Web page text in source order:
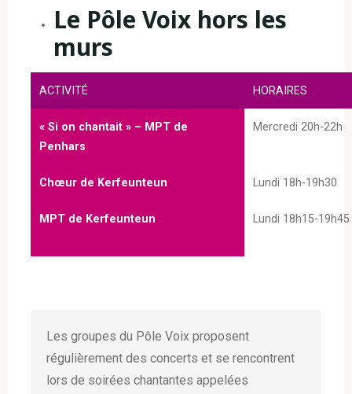
Le Pôle Voix hors les
murs
ACTIVITÉ HORAIRES
« Si on chantait » – MPT de
Penhars
Mercredi 20h-22h
Chœur de Kerfeunteun Lundi 18h-19h30
MPT de Kerfeunteun Lundi 18h15-19h45
Les groupes du Pôle Voix proposent
régulièrement des concerts et se rencontrent
lors de soirées chantantes appelées